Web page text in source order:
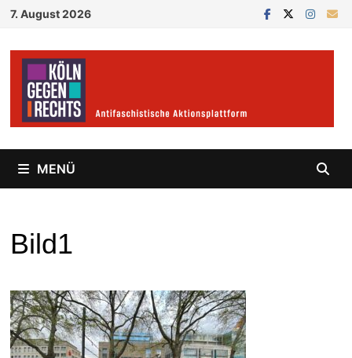
Zum
springen
7. August 2026
MENÜ
Bild1